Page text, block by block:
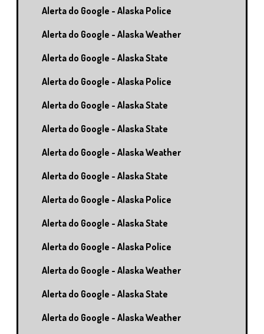
Alerta do Google - Alaska Police
Alerta do Google - Alaska Weather
Alerta do Google - Alaska State
Alerta do Google - Alaska Police
Alerta do Google - Alaska State
Alerta do Google - Alaska State
Alerta do Google - Alaska Weather
Alerta do Google - Alaska State
Alerta do Google - Alaska Police
Alerta do Google - Alaska State
Alerta do Google - Alaska Police
Alerta do Google - Alaska Weather
Alerta do Google - Alaska State
Alerta do Google - Alaska Weather